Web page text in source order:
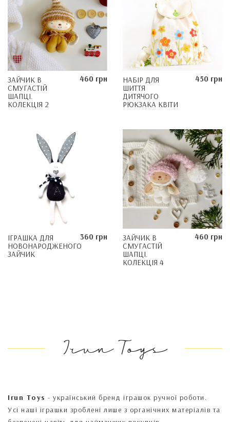
ЗАЙЧИК В
СМУГАСТІЙ
ШАПЦІ.
КОЛЕКЦІЯ 2
460 грн
НАБІР ДЛЯ
ШИТТЯ
ДИТЯЧОГО
РЮКЗАКА КВІТИ
450 грн
ІГРАШКА ДЛЯ
НОВОНАРОДЖЕНОГО
ЗАЙЧИК
360 грн
ЗАЙЧИК В
СМУГАСТІЙ
ШАПЦІ.
КОЛЕКЦІЯ 4
460 грн
Irun Toys
Irun Toys - український бренд іграшок ручної роботи.
Усі наші іграшки зроблені лише з органічних матеріалів та